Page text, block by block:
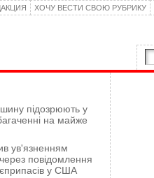
ХОЧУ ВЕСТИ СВОЮ РУБРИКУ
підозрюють у
на майже
ув'язненням
повідомлення
у США